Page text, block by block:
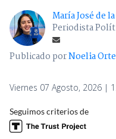
María José de
Periodista
Publicado porNoelia
Viernes 07 Agosto, 2026 |
Seguimos criterios de